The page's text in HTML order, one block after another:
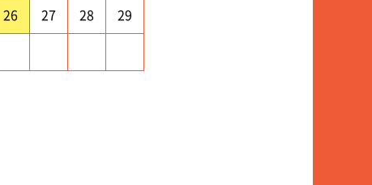
26 27 28
29